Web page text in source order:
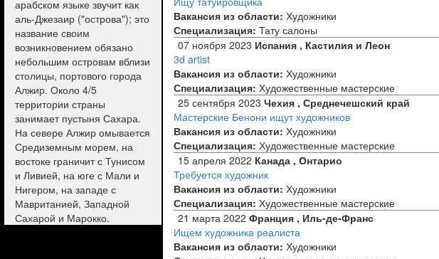
арабском языке звучит как
аль-Джезаир ("острова"); это
название своим
возникновением обязано
небольшим островам вблизи
столицы, портового города
Алжир. Около 4/5
территории страны
занимает пустыня Сахара.
На севере Алжир омывается
Средиземным морем, на
востоке граничит с Тунисом
и Ливией, на юге с Мали и
Нигером, на западе с
Мавританией, Западной
Сахарой и Марокко.
Вакансия из области: Художники
Специализация: Тату салоны
07 ноября 2023 Испания , Кастилия и Леон
3d artist
Вакансия из области: Художники
Специализация: Художественные мастерские
25 сентября 2023 Чехия , Среднечешский край
Мастерские Бенони ищут художников
Вакансия из области: Художники
Специализация: Художественные мастерские
15 апреля 2022 Канада , Онтарио
Требуется художник
Вакансия из области: Художники
Специализация: Художественные мастерские
21 марта 2022 Франция , Иль-де-Франс
Ищем художника реалиста
Вакансия из области: Художники